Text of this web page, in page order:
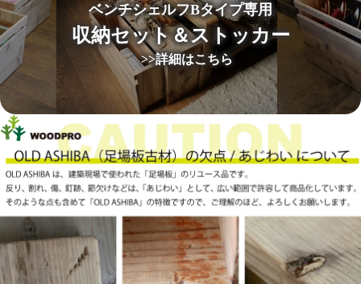
ベンチシェルフBタイプ専用
収納セット＆ストッカー
>>詳細はこちら